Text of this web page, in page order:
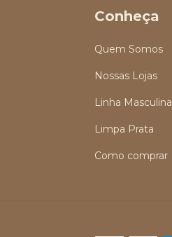
Conheça
Quem Somos
Nossas Lojas
Linha Masculina
Limpa Prata
Como comprar